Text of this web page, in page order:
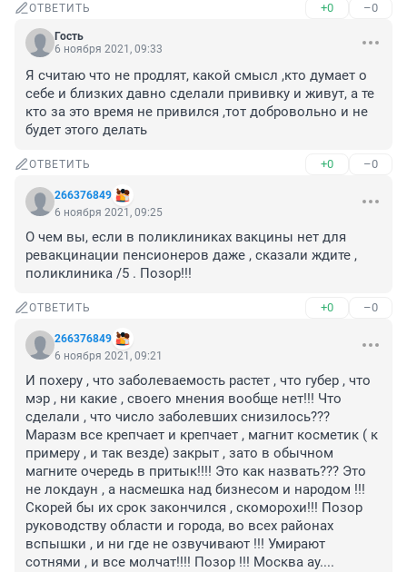
ОТВЕТИТЬ +0 –0
Гость
6 ноября 2021, 09:33
Я считаю что не продлят, какой смысл ,кто думает о
себе и близких давно сделали прививку и живут, а те
кто за это время не привился ,тот добровольно и не
будет этого делать
ОТВЕТИТЬ +0 –0
266376849
6 ноября 2021, 09:25
О чем вы, если в поликлиниках вакцины нет для
ревакцинации пенсионеров даже , сказали ждите ,
поликлиника /5 . Позор!!!
ОТВЕТИТЬ +0 –0
266376849
6 ноября 2021, 09:21
И похеру , что заболеваемость растет , что губер , что
мэр , ни какие , своего мнения вообще нет!!! Что
сделали , что число заболевших снизилось???
Маразм все крепчает и крепчает , магнит косметик ( к
примеру , и так везде) закрыт , зато в обычном
магните очередь в притык!!!! Это как назвать??? Это
не локдаун , а насмешка над бизнесом и народом !!!
Скорей бы их срок закончился , скоморохи!!! Позор
руководству области и города, во всех районах
вспышки , и ни где не озвучивают !!! Умирают
сотнями , и все молчат!!!! Позор !!! Москва ау....